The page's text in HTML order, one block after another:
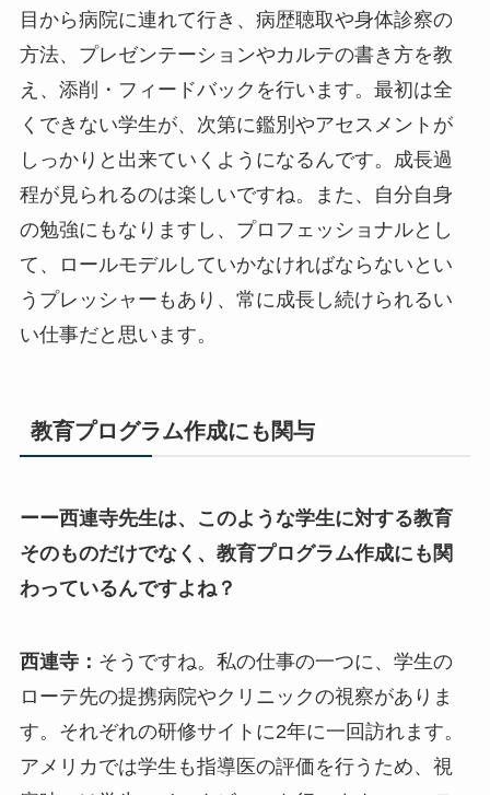
目から病院に連れて行き、病歴聴取や身体診察の
方法、プレゼンテーションやカルテの書き方を教
え、添削・フィードバックを行います。最初は全
くできない学生が、次第に鑑別やアセスメントが
しっかりと出来ていくようになるんです。成長過
程が見られるのは楽しいですね。また、自分自身
の勉強にもなりますし、プロフェッショナルとし
て、ロールモデルしていかなければならないとい
うプレッシャーもあり、常に成長し続けられるい
い仕事だと思います。
教育プログラム作成にも関与
ーー西連寺先生は、このような学生に対する教育
そのものだけでなく、教育プログラム作成にも関
わっているんですよね？
西連寺： そうですね。私の仕事の一つに、学生の
ローテ先の提携病院やクリニックの視察がありま
す。それぞれの研修サイトに2年に一回訪れます。
アメリカでは学生も指導医の評価を行うため、視